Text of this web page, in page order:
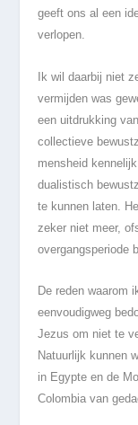
geeft ons al een
verlopen.
Ik wil daarbij niet
vermijden was
een uitdrukking
collectieve
mensheid
dualistisch
te kunnen laten.
zeker niet meer,
overgangsperiode
De reden waarom
eenvoudigweg
Jezus om niet te
Natuurlijk kunnen
in Egypte en de
Colombia van